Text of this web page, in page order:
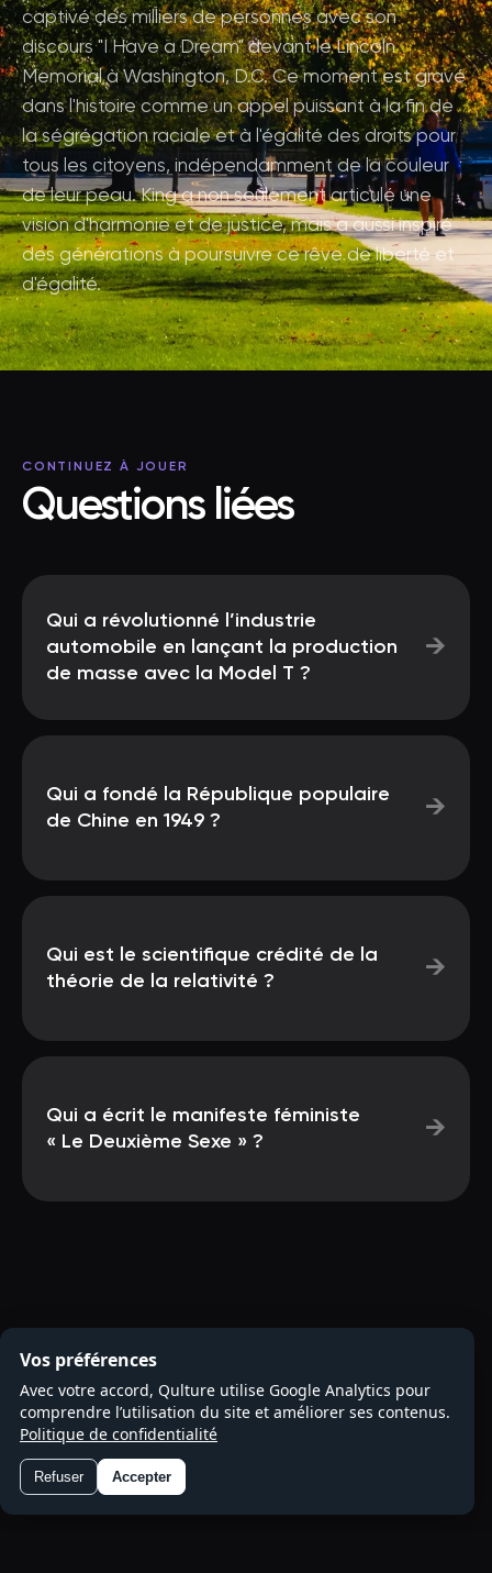
captivé des milliers de personnes avec son
discours "I Have a Dream" devant le Lincoln
Memorial à Washington, D.C. Ce moment est gravé
dans l'histoire comme un appel puissant à la fin de
la ségrégation raciale et à l'égalité des droits pour
tous les citoyens, indépendamment de la couleur
de leur peau. King a non seulement articulé une
vision d'harmonie et de justice, mais a aussi inspiré
des générations à poursuivre ce rêve de liberté et
d'égalité.
CONTINUEZ À JOUER
Questions liées
Qui a révolutionné l’industrie
automobile en lançant la production
de masse avec la Model T ?
→
Qui a fondé la République populaire
de Chine en 1949 ?
→
Qui est le scientifique crédité de la
théorie de la relativité ?
→
Qui a écrit le manifeste féministe
« Le Deuxième Sexe » ?
→
Vos préférences
Avec votre accord, Qulture utilise Google Analytics pour
comprendre l’utilisation du site et améliorer ses contenus.
Politique de confidentialité
Refuser Accepter